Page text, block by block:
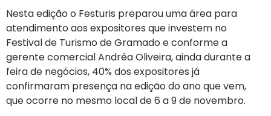
Nesta edição o Festuris preparou uma área para
atendimento aos expositores que investem no
Festival de Turismo de Gramado e conforme a
gerente comercial Andréa Oliveira, ainda durante a
feira de negócios, 40% dos expositores já
confirmaram presença na edição do ano que vem,
que ocorre no mesmo local de 6 a 9 de novembro.